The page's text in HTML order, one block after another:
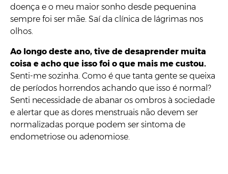
doença e o meu maior sonho desde pequenina
sempre foi ser mãe. Saí da clínica de lágrimas nos
olhos.
Ao longo deste ano, tive de desaprender muita
coisa e acho que isso foi o que mais me custou.
Senti-me sozinha. Como é que tanta gente se queixa
de períodos horrendos achando que isso é normal?
Senti necessidade de abanar os ombros à sociedade
e alertar que as dores menstruais não devem ser
normalizadas porque podem ser sintoma de
endometriose ou adenomiose.